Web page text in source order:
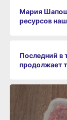
Мария
ресурсов
Последний в
продолжает